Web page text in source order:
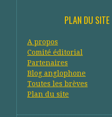
PLAN DU SITE
A propos
Comité éditorial
Partenaires
Blog anglophone
Toutes les brèves
Plan du site